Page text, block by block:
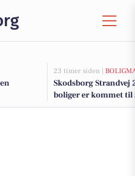
23 timer siden |
Skodsborg Strandvej
boliger er kommet til
Skodsborg - se